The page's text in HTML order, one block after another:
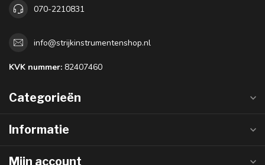
070-2210831
info@strijkinstrumentenshop.nl
KVK nummer: 82407460
Categorieën
Informatie
Mijn account